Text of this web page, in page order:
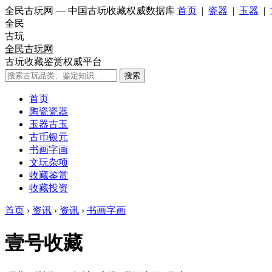
全民古玩网 — 中国古玩收藏权威数据库 首页 | 瓷器 | 玉器 |
全民
古玩
全民古玩网
古玩收藏鉴赏权威平台
搜索
首页
陶瓷瓷器
玉器古玉
古币银元
书画字画
文玩杂项
收藏鉴赏
收藏投资
首页 › 资讯 › 资讯 › 书画字画
壹号收藏